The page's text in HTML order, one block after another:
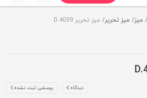
میز میز تحریر میز تحریر D.4039
دیدگاه پرسشی ثبت نشده